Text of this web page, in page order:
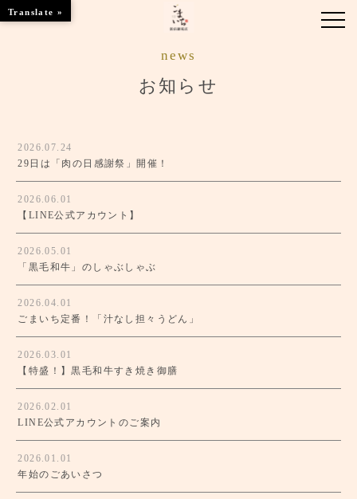
店舗情報
news
お知らせ
2026.07.24
29日は「肉の日感謝祭」開催！
2026.06.01
【LINE公式アカウント】
2026.05.01
「黒毛和牛」のしゃぶしゃぶ
2026.04.01
ごまいち定番！「汁なし担々うどん」
2026.03.01
【特盛！】黒毛和牛すき焼き御膳
2026.02.01
LINE公式アカウントのご案内
2026.01.01
年始のごあいさつ
Translate »